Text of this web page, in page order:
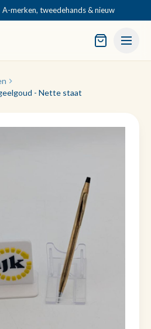
merken, tweedehands & nieuw
- Nette staat